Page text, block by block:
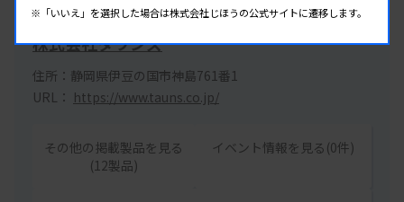
株式会社タウンズ
住所：静岡県伊豆の国市神島761番1
URL： https://www.tauns.co.jp/
その他の掲載製品を見る
(12製品)
イベント情報を見る(0件)
※「いいえ」を選択した場合は株式会社じほうの公式サイトに遷移します。